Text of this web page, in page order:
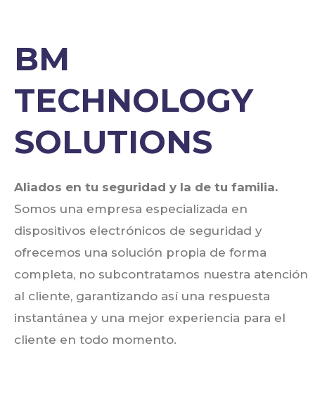
BM
TECHNOLOGY
SOLUTIONS
Somos una empresa especializada en
dispositivos electrónicos de seguridad y
ofrecemos una solución propia de forma
completa, no subcontratamos nuestra atención
al cliente, garantizando así una respuesta
instantánea y una mejor experiencia para el
cliente en todo momento.